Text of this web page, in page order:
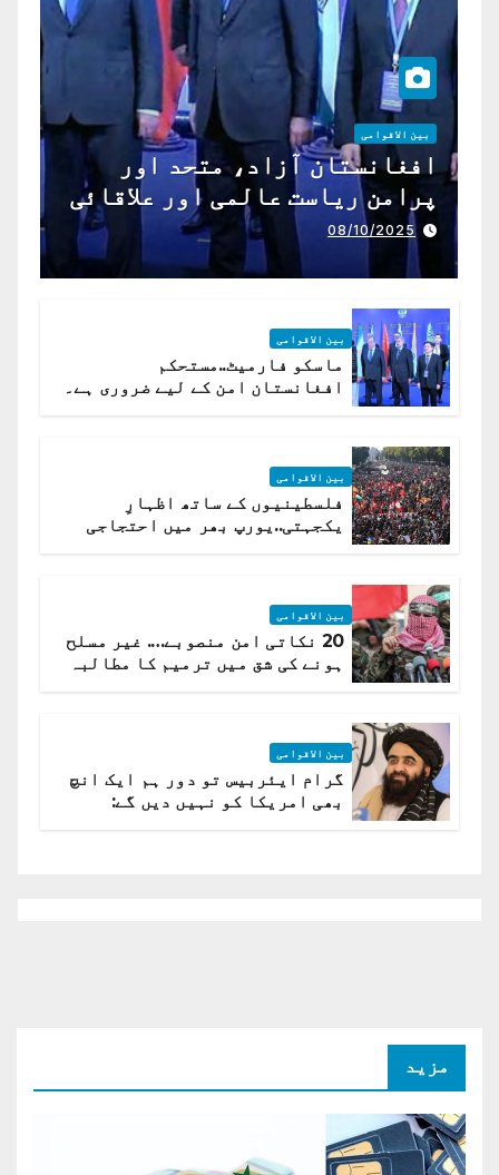
بین الاقوامی
افغانستان آزاد، متحد اور
پرامن ریاست عالمی اور علاقائی
تعاون کے لیے ناگزیر ہے
08/10/2025
بین الاقوامی
ماسکو فارمیٹ..مستحکم
افغانستان امن کے لیے ضروری ہے۔
بین الاقوامی
فلسطینیوں کے ساتھ اظہارِ
یکجہتی..یورپ بھر میں احتجاجی
بین الاقوامی
20 نکاتی امن منصوبے…. غیر مسلح
ہونے کی شق میں ترمیم کا مطالبہ
بین الاقوامی
گرام ایئربیس تو دور ہم ایک انچ
بھی امریکا کو نہیں دیں گے:
مزید